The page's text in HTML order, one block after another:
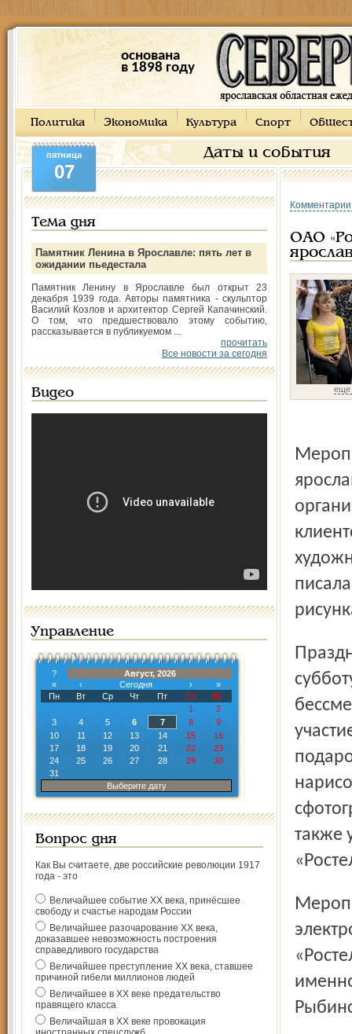
основана
в 1898 году
Политика Экономика Культура Спорт
Даты и события
пятница
07
Тема дня
Памятник Ленина в Ярославле: пять лет в
ожидании пьедестала
Памятник Ленину в Ярославле был открыт 23
декабря 1939 года. Авторы памятника - скульптор
Василий Козлов и архитектор Сергей Капачинский.
О том, что предшествовало этому событию,
рассказывается в публикуемом ...
прочитать
Все новости за сегодня
Видео
Управление
?
Август, 2026
«
‹ Сегодня ›
»
Пн
Вт Ср Чт Пт Сб
Вс
1
2
3
4 5 6 7 8
9
10
11 12 13 14 15
16
17
18 19 20 21 22
23
24
25 26 27 28 29
30
31
Выберите дату
Вопрос дня
Как Вы считаете, две российские революции 1917
года - это
Величайшее событие ХХ века, принёсшее
свободу и счастье народам России
Величайшее разочарование ХХ века,
доказавшее невозможность построения
справедливого государства
Величайшее преступление ХХ века, ставшее
причиной гибели миллионов людей
Величайшее в ХХ веке предательство
правящего класса
Величайшая в ХХ веке провокация
ОАО
еще
Мероприятие прошло в рамках кампании «Ростелеком» –
Праздничный вечер, организованный в последнюю
также
Мероприятие приурочено к дню рождения ярославской